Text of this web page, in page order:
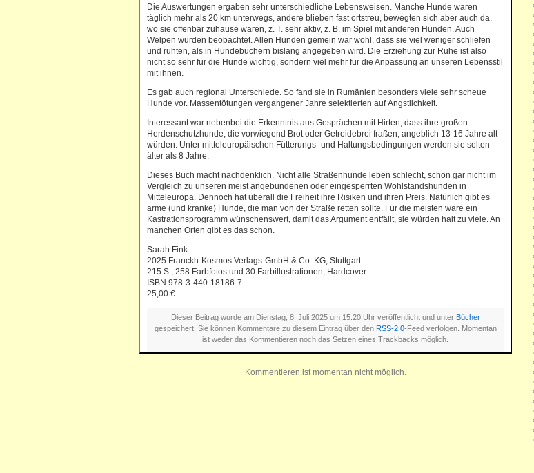
Die Auswertungen ergaben sehr unterschiedliche Lebensweisen. Manche Hunde waren
täglich mehr als 20 km unterwegs, andere blieben fast ortstreu, bewegten sich aber auch da,
wo sie offenbar zuhause waren, z. T. sehr aktiv, z. B. im Spiel mit anderen Hunden. Auch
Welpen wurden beobachtet. Allen Hunden gemein war wohl, dass sie viel weniger schliefen
und ruhten, als in Hundebüchern bislang angegeben wird. Die Erziehung zur Ruhe ist also
nicht so sehr für die Hunde wichtig, sondern viel mehr für die Anpassung an unseren Lebensstil
mit ihnen.
Es gab auch regional Unterschiede. So fand sie in Rumänien besonders viele sehr scheue
Hunde vor. Massentötungen vergangener Jahre selektierten auf Ängstlichkeit.
Interessant war nebenbei die Erkenntnis aus Gesprächen mit Hirten, dass ihre großen
Herdenschutzhunde, die vorwiegend Brot oder Getreidebrei fraßen, angeblich 13-16 Jahre alt
würden. Unter mitteleuropäischen Fütterungs- und Haltungsbedingungen werden sie selten
älter als 8 Jahre.
Dieses Buch macht nachdenklich. Nicht alle Straßenhunde leben schlecht, schon gar nicht im
Vergleich zu unseren meist angebundenen oder eingesperrten Wohlstandshunden in
Mitteleuropa. Dennoch hat überall die Freiheit ihre Risiken und ihren Preis. Natürlich gibt es
arme (und kranke) Hunde, die man von der Straße retten sollte. Für die meisten wäre ein
Kastrationsprogramm wünschenswert, damit das Argument entfällt, sie würden halt zu viele. An
manchen Orten gibt es das schon.
Sarah Fink
2025 Franckh-Kosmos Verlags-GmbH & Co. KG, Stuttgart
215 S., 258 Farbfotos und 30 Farbillustrationen, Hardcover
ISBN 978-3-440-18186-7
25,00 €
Dieser Beitrag wurde am Dienstag, 8. Juli 2025 um 15:20 Uhr veröffentlicht und unter Bücher
gespeichert. Sie können Kommentare zu diesem Eintrag über den RSS-2.0-Feed verfolgen. Momentan
ist weder das Kommentieren noch das Setzen eines Trackbacks möglich.
Kommentieren ist momentan nicht möglich.